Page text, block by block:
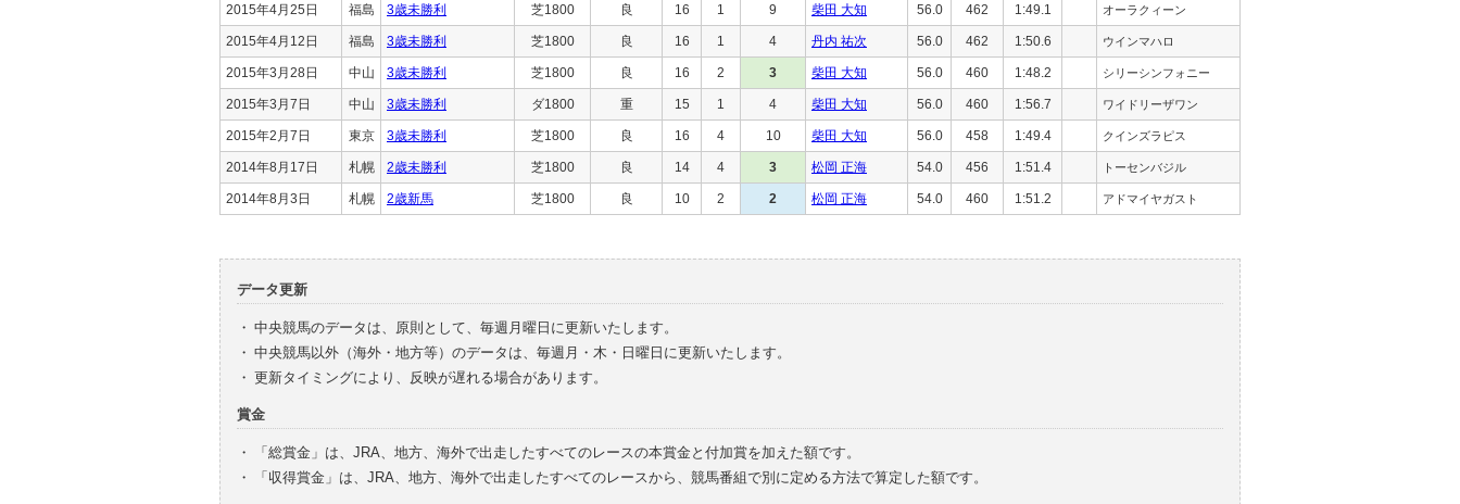
2015年4月25日 福島 3歳未勝利 芝1800 良 16 1 9 柴田 大知 56.0 462 1:49.1 オーラクィーン
2015年4月12日 福島 3歳未勝利 芝1800 良 16 1 4 丹内 祐次 56.0 462 1:50.6 ウインマハロ
2015年3月28日 中山 3歳未勝利 芝1800 良 16 2 3 柴田 大知 56.0 460 1:48.2 シリーシンフォニー
2015年3月7日 中山 3歳未勝利 ダ1800 重 15 1 4 柴田 大知 56.0 460 1:56.7 ワイドリーザワン
2015年2月7日 東京 3歳未勝利 芝1800 良 16 4 10 柴田 大知 56.0 458 1:49.4 クインズラピス
2014年8月17日 札幌 2歳未勝利 芝1800 良 14 4 3 松岡 正海 54.0 456 1:51.4 トーセンバジル
2014年8月3日 札幌 2歳新馬 芝1800 良 10 2 2 松岡 正海 54.0 460 1:51.2 アドマイヤガスト
データ更新
・ 中央競馬のデータは、原則として、毎週月曜日に更新いたします。
・ 中央競馬以外（海外・地方等）のデータは、毎週月・木・日曜日に更新いたします。
・ 更新タイミングにより、反映が遅れる場合があります。
賞金
・
「総賞金」は、JRA、地方、海外で出走したすべてのレースの本賞金と付加賞を加えた額です。
・
「収得賞金」は、JRA、地方、海外で出走したすべてのレースから、競馬番組で別に定める方法で算定した額です。